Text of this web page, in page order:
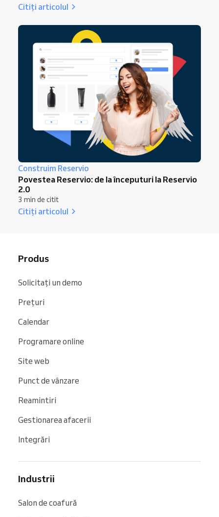
Citiți articolul
Construim Reservio
Povestea Reservio: de la începuturi la Reservio
2.0
3 min de citit
Citiți articolul
Produs
Solicitați un demo
Prețuri
Calendar
Programare online
Site web
Punct de vânzare
Reamintiri
Gestionarea afacerii
Integrări
Industrii
Salon de coafură